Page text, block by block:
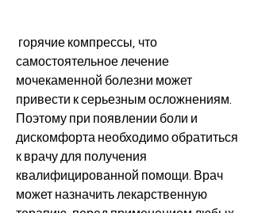
самостоятельное лечение
мочекаменной болезни может
привести к серьезным осложнениям.
Поэтому при появлении боли и
дискомфорта необходимо обратиться
к врачу для получения
квалифицированной помощи. Врач
может назначить лекарственную